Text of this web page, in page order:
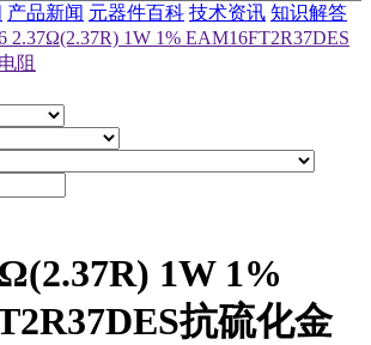
产品新闻 元器件百科 技术资讯 知识解答
2.37Ω(2.37R) 1W 1% EAM16FT2R37DES
阻
1W 1%
抗硫化金